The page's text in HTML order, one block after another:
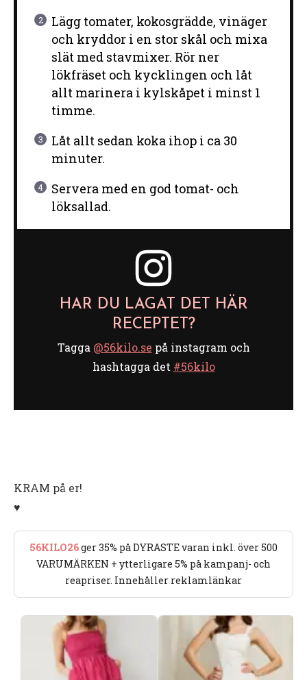
Lägg tomater, kokosgrädde, vinäger
och kryddor i en stor skål och mixa
slät med stavmixer. Rör ner
lökfräset och kycklingen och låt
allt marinera i kylskåpet i minst 1
timme.
Låt allt sedan koka ihop i ca 30
minuter.
Servera med en god tomat- och
löksallad.
HAR DU LAGAT DET HÄR
RECEPTET?
Tagga @56kilo.se på instagram och
hashtagga det #56kilo
KRAM på er!
♥️
56KILO26ger 35% på DYRASTE varan inkl. över 500
VARUMÄRKEN + ytterligare 5% på kampanj- och
reapriser. Innehåller reklamlänkar